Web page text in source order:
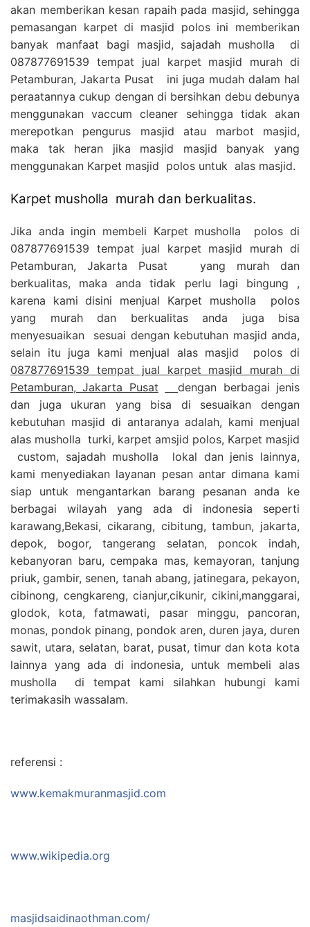
akan memberikan kesan rapaih pada masjid, sehingga
pemasangan karpet di masjid polos ini memberikan
banyak manfaat bagi masjid, sajadah musholla di
087877691539 tempat jual karpet masjid murah di
Petamburan, Jakarta Pusat ini juga mudah dalam hal
peraatannya cukup dengan di bersihkan debu debunya
menggunakan vaccum cleaner sehingga tidak akan
merepotkan pengurus masjid atau marbot masjid,
maka tak heran jika masjid masjid banyak yang
menggunakan Karpet masjid polos untuk alas masjid.
Karpet musholla murah dan berkualitas.
Jika anda ingin membeli Karpet musholla polos di
087877691539 tempat jual karpet masjid murah di
Petamburan, Jakarta Pusat yang murah dan
berkualitas, maka anda tidak perlu lagi bingung ,
karena kami disini menjual Karpet musholla polos
yang murah dan berkualitas anda juga bisa
menyesuaikan sesuai dengan kebutuhan masjid anda,
selain itu juga kami menjual alas masjid polos di
087877691539 tempat jual karpet masjid murah di
Petamburan, Jakarta Pusat
dengan berbagai jenis
dan juga ukuran yang bisa di sesuaikan dengan
kebutuhan masjid di antaranya adalah, kami menjual
alas musholla turki, karpet amsjid polos, Karpet masjid
custom, sajadah musholla lokal dan jenis lainnya,
kami menyediakan layanan pesan antar dimana kami
siap untuk mengantarkan barang pesanan anda ke
berbagai wilayah yang ada di indonesia seperti
karawang,Bekasi, cikarang, cibitung, tambun, jakarta,
depok, bogor, tangerang selatan, poncok indah,
kebanyoran baru, cempaka mas, kemayoran, tanjung
priuk, gambir, senen, tanah abang, jatinegara, pekayon,
cibinong, cengkareng, cianjur,cikunir, cikini,manggarai,
glodok, kota, fatmawati, pasar minggu, pancoran,
monas, pondok pinang, pondok aren, duren jaya, duren
sawit, utara, selatan, barat, pusat, timur dan kota kota
lainnya yang ada di indonesia, untuk membeli alas
musholla di tempat kami silahkan hubungi kami
terimakasih wassalam.
referensi :
www.kemakmuranmasjid.com
www.wikipedia.org
masjidsaidinaothman.com/